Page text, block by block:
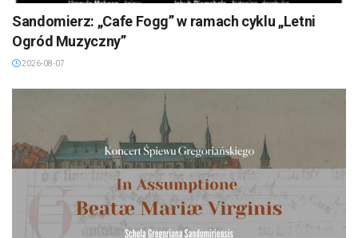
Sandomierz: „Cafe Fogg” w ramach cyklu „Letni
Ogród Muzyczny”
2026-08-07